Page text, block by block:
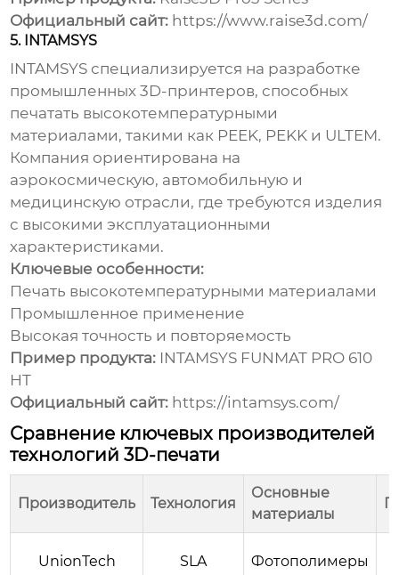
Официальный сайт: https://www.raise3d.com/
5. INTAMSYS
INTAMSYS специализируется на разработке
промышленных 3D-принтеров, способных
печатать высокотемпературными
материалами, такими как PEEK, PEKK и ULTEM.
Компания ориентирована на
аэрокосмическую, автомобильную и
медицинскую отрасли, где требуются изделия
с высокими эксплуатационными
характеристиками.
Ключевые особенности:
Печать высокотемпературными материалами
Промышленное применение
Высокая точность и повторяемость
Пример продукта: INTAMSYS FUNMAT PRO 610
HT
Официальный сайт: https://intamsys.com/
Сравнение ключевых производителей
технологий 3D-печати
Производитель Технология
Основные
материалы
UnionTech SLA Фотополимеры